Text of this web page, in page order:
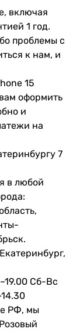
включая
1 год.
проблемы с
к нам, и
15
оформить
и
на
7
в любой
Сб-Вс
РФ, мы